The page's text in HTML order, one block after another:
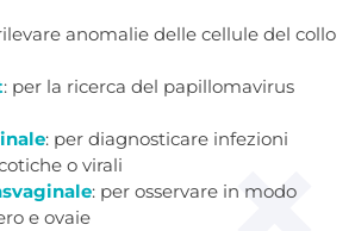
anomalie delle cellule del collo
: per la ricerca del papillomavirus
: per diagnosticare infezioni
o virali
: per osservare in modo
e ovaie